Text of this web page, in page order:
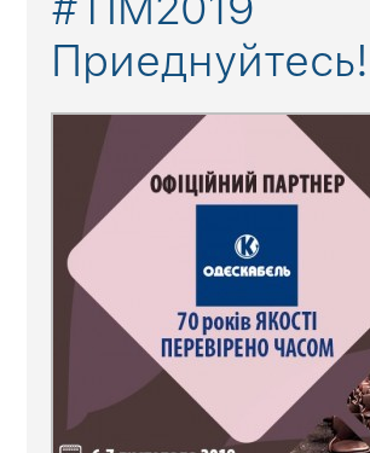
Приеднуйтесь!